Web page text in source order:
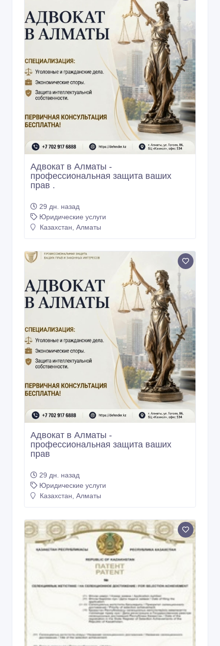
Адвокат в Алматы -
профессиональная защита ваших
прав .
29 дн. назад
Юридические услуги
Казахстан, Алматы
Адвокат в Алматы -
профессиональная защита ваших
прав
29 дн. назад
Юридические услуги
Казахстан, Алматы